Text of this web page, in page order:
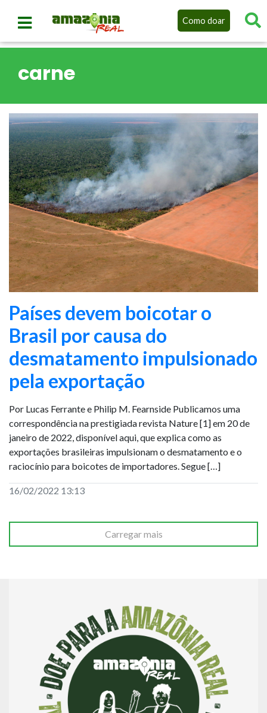
Como doar
carne
Países devem boicotar o
Brasil por causa do
desmatamento impulsionado
pela exportação
Por Lucas Ferrante e Philip M. Fearnside Publicamos uma
correspondência na prestigiada revista Nature [1] em 20 de
janeiro de 2022, disponível aqui, que explica como as
exportações brasileiras impulsionam o desmatamento e o
raciocínio para boicotes de importadores. Segue […]
16/02/2022 13:13
Carregar mais